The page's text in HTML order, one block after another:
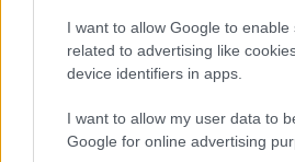
I want to allow Google to enable
related to advertising like
device identifiers in apps.
I want to allow my user data to
Google for online advertising
Την Τρίτη 26 Μαρτίου θα
τελευταία εισιτήρια για